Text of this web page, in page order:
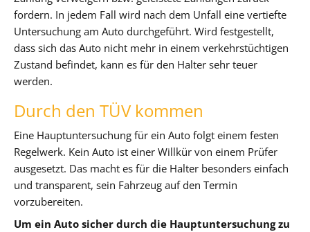
fordern. In jedem Fall wird nach dem Unfall eine vertiefte
Untersuchung am Auto durchgeführt. Wird festgestellt,
dass sich das Auto nicht mehr in einem verkehrstüchtigen
Zustand befindet, kann es für den Halter sehr teuer
werden.
Durch den TÜV kommen
Eine Hauptuntersuchung für ein Auto folgt einem festen
Regelwerk. Kein Auto ist einer Willkür von einem Prüfer
ausgesetzt. Das macht es für die Halter besonders einfach
und transparent, sein Fahrzeug auf den Termin
vorzubereiten.
Um ein Auto sicher durch die Hauptuntersuchung zu